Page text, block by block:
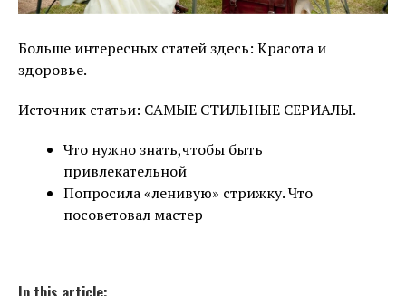
Больше интересных статей здесь: Красота и
здоровье.
Источник статьи: САМЫЕ СТИЛЬНЫЕ СЕРИАЛЫ.
Что нужно знать,чтобы быть
привлекательной
Попросила «ленивую» стрижку. Что
посоветовал мастер